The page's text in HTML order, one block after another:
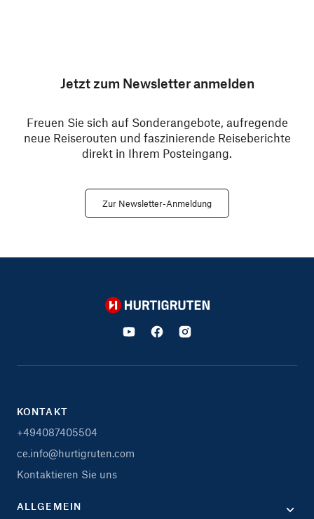
Jetzt zum Newsletter anmelden
Freuen Sie sich auf Sonderangebote, aufregende
neue Reiserouten und faszinierende Reiseberichte
direkt in Ihrem Posteingang.
Zur Newsletter-Anmeldung
Hurtigruten
KONTAKT
+494087405504
ce.info@hurtigruten.com
Kontaktieren Sie uns
ALLGEMEIN